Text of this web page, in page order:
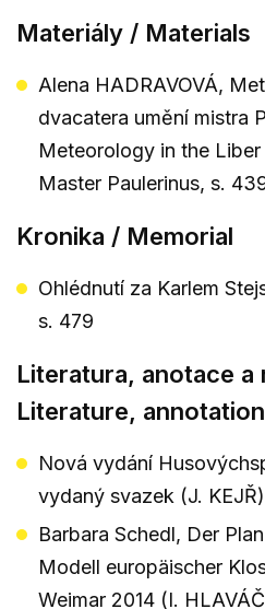
Materiály / Materials
Alena HADRAVOVÁ,
dvacatera umění mistra
Meteorology in the
Master Paulerinus, s.
Kronika / Memorial
Ohlédnutí za Karlem
s. 479
Literatura, anotace a
Literature,
Nová vydání
vydaný svazek (J.
Barbara Schedl, Der
Modell europäischer
Weimar 2014 (I.